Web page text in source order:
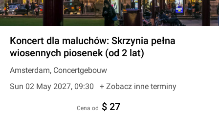
Koncert dla maluchów: Skrzynia pełna
wiosennych piosenek (od 2 lat)
Amsterdam, Concertgebouw
Sun 02 May 2027, 09:30
+ Zobacz inne terminy
cena od $ 27